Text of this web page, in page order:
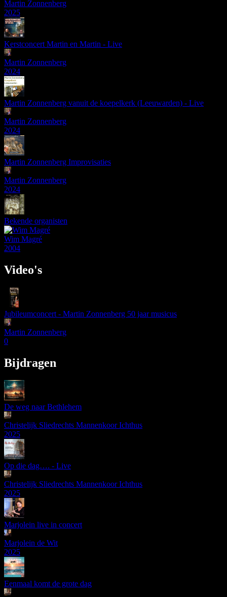
Martin Zonnenberg
2025
Kerstconcert Martin en Martin - Live
Martin Zonnenberg
2024
Martin Zonnenberg vanuit de koepelkerk (Leeuwarden) - Live
Martin Zonnenberg
2024
Martin Zonnenberg Improvisaties
Martin Zonnenberg
2024
Bekende organisten
Wim Magré
2004
Video's
Jubileumconcert - Martin Zonnenberg 50 jaar musicus
Martin Zonnenberg
0
Bijdragen
De weg naar Bethlehem
Christelijk Sliedrechts Mannenkoor Ichthus
2025
Op die dag…. - Live
Christelijk Sliedrechts Mannenkoor Ichthus
2025
Marjolein live in concert
Marjolein de Wit
2025
Eenmaal komt de grote dag